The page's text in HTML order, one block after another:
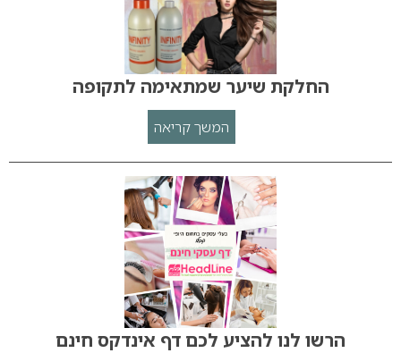
החלקת שיער שמתאימה לתקופה
המשך קריאה
הרשו לנו להציע לכם דף אינדקס חינם